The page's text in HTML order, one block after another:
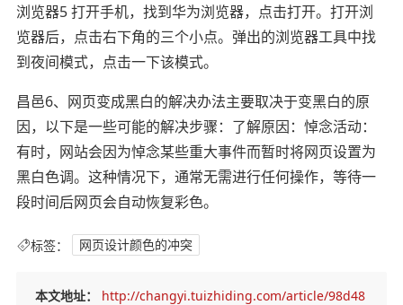
浏览器5 打开手机，找到华为浏览器，点击打开。打开浏
览器后，点击右下角的三个小点。弹出的浏览器工具中找
到夜间模式，点击一下该模式。
昌邑6、网页变成黑白的解决办法主要取决于变黑白的原
因，以下是一些可能的解决步骤：了解原因：悼念活动：
有时，网站会因为悼念某些重大事件而暂时将网页设置为
黑白色调。这种情况下，通常无需进行任何操作，等待一
段时间后网页会自动恢复彩色。
标签： 网页设计颜色的冲突
本文地址：
http://changyi.tuizhiding.com/article/98d48